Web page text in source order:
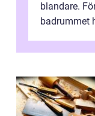
blandare.
badrummet